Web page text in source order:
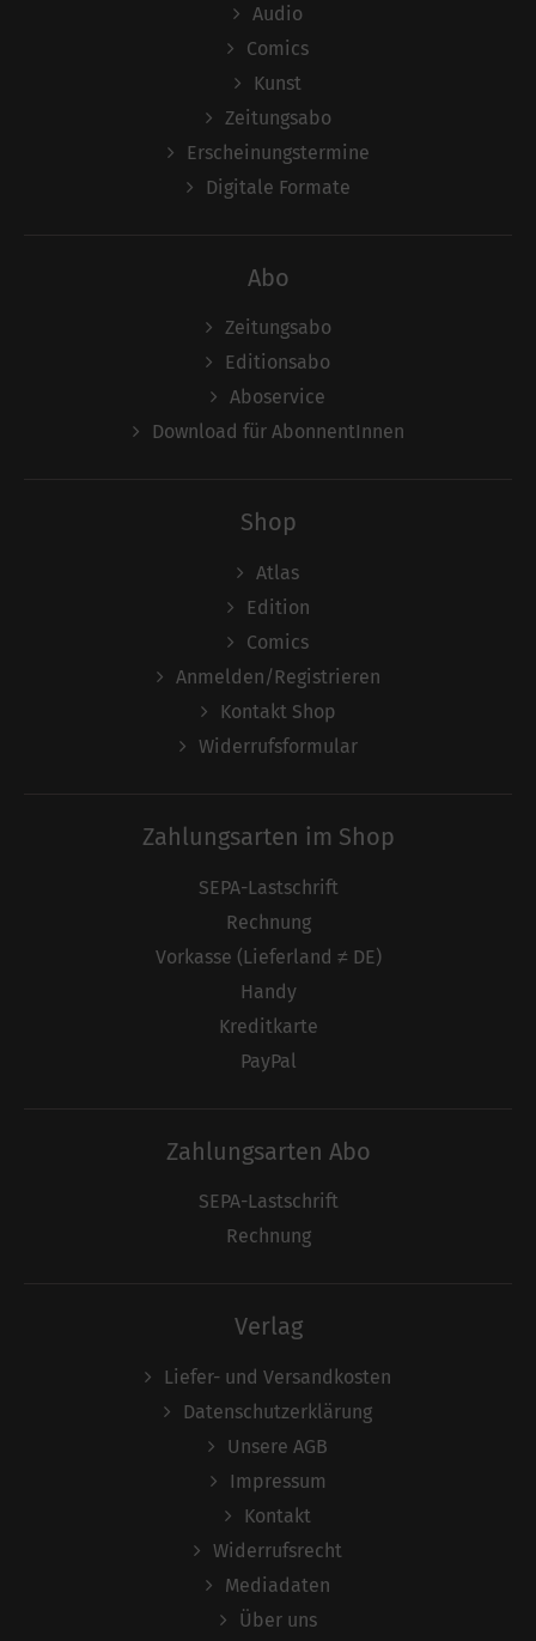
Audio
Comics
Kunst
Zeitungsabo
Erscheinungstermine
Digitale Formate
Abo
Zeitungsabo
Editionsabo
Aboservice
Download für AbonnentInnen
Shop
Atlas
Edition
Comics
Anmelden/Registrieren
Kontakt Shop
Widerrufsformular
Zahlungsarten im Shop
SEPA-Lastschrift
Rechnung
Vorkasse (Lieferland ≠ DE)
Handy
Kreditkarte
PayPal
Zahlungsarten Abo
SEPA-Lastschrift
Rechnung
Verlag
Liefer- und Versandkosten
Datenschutzerklärung
Unsere AGB
Impressum
Kontakt
Widerrufsrecht
Mediadaten
Über uns